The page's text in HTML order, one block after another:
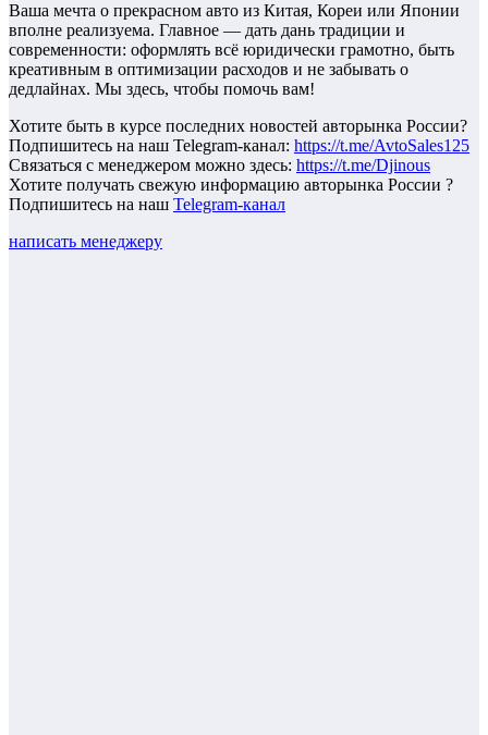
Ваша мечта о прекрасном авто из Китая, Кореи или Японии
вполне реализуема. Главное — дать дань традиции и
современности: оформлять всё юридически грамотно, быть
креативным в оптимизации расходов и не забывать о
дедлайнах. Мы здесь, чтобы помочь вам!
Хотите быть в курсе последних новостей авторынка России?
Подпишитесь на наш Telegram-канал: https://t.me/AvtoSales125
Связаться с менеджером можно здесь: https://t.me/Djinous
Хотите получать свежую информацию авторынка России ?
Подпишитесь на наш Telegram-канал
написать менеджеру